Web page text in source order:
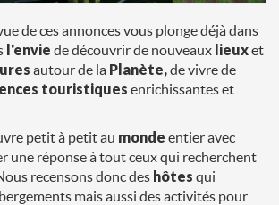
de ces annonces vous plonge déjà dans
l'envie de découvrir de nouveaux lieuxet
autour de la Planète,de vivre de
touristiques enrichissantes et
petit à petit au monde entier avec
une réponse à tout ceux qui recherchent
recensons donc des hôtes qui
mais aussi des activités pour